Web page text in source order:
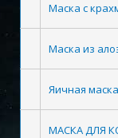
Маска с
Маска из
Яичная
МАСКА ДЛЯ